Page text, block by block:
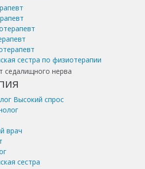
сестра по физиотерапии
Высокий спрос
врач
сестра